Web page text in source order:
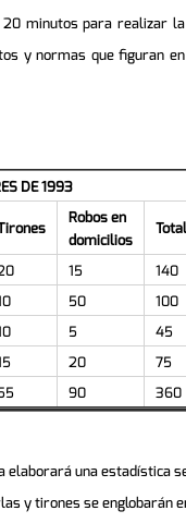
20 minutos para realizar la
y normas que figuran en
DE 1993
Robos en
domicilios
Total
15
140
50
100
5
45
20
75
90
360
elaborará una estadística
y tirones se englobarán